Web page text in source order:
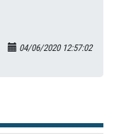
04/06/2020 12:57:02